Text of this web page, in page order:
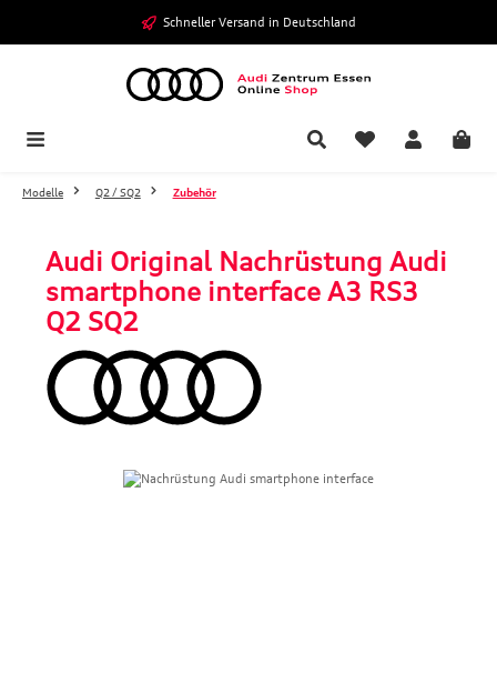
Zum Hauptinhalt springen Schneller Versand in Deutschland
Modelle Q2 / SQ2 Zubehör
Audi Original Nachrüstung Audi
smartphone interface A3 RS3
Q2 SQ2
Bildergalerie überspringen